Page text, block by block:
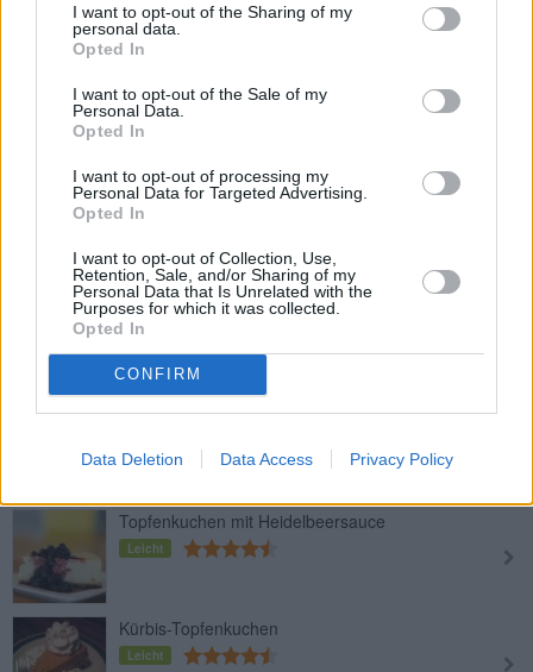
I want to opt-out of the Sharing of my
personal data.
Opted In
I want to opt-out of the Sale of my
Personal Data.
Opted In
I want to opt-out of processing my
Personal Data for Targeted Advertising.
Opted In
I want to opt-out of Collection, Use,
Retention, Sale, and/or Sharing of my
Personal Data that Is Unrelated with the
Purposes for which it was collected.
Opted In
CONFIRM
Data Deletion Data Access Privacy Policy
Leicht
Topfenkuchen mit Mürbteigboden
Leicht
Topfenkuchen
Topfen-Blechkuchen
Leicht
Topfenkuchen mit Mascarpone
Topfenkuchen mit Heidelbeersauce
Leicht
Kürbis-Topfenkuchen
Leicht